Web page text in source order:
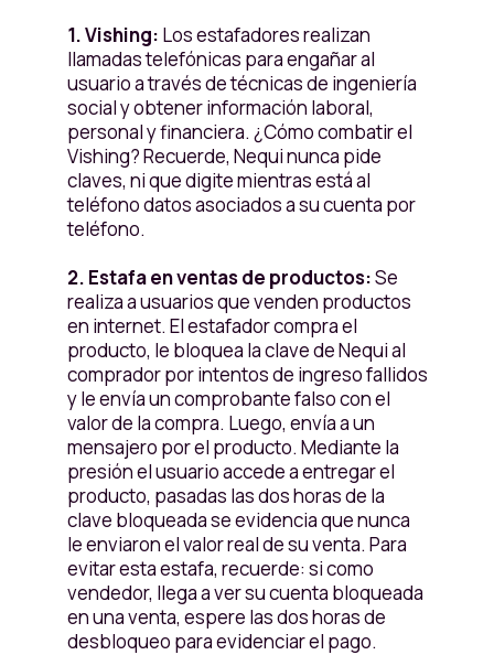
1. Vishing: Los estafadores realizan
llamadas telefónicas para engañar al
usuario a través de técnicas de ingeniería
social y obtener información laboral,
personal y financiera. ¿Cómo combatir el
Vishing? Recuerde, Nequi nunca pide
claves, ni que digite mientras está al
teléfono datos asociados a su cuenta por
teléfono.
2. Estafa en ventas de productos:Se
realiza a usuarios que venden productos
en internet. El estafador compra el
producto, le bloquea la clave de Nequi al
comprador por intentos de ingreso fallidos
y le envía un comprobante falso con el
valor de la compra. Luego, envía a un
mensajero por el producto. Mediante la
presión el usuario accede a entregar el
producto, pasadas las dos horas de la
clave bloqueada se evidencia que nunca
le enviaron el valor real de su venta. Para
evitar esta estafa, recuerde: si como
vendedor, llega a ver su cuenta bloqueada
en una venta, espere las dos horas de
desbloqueo para evidenciar el pago.